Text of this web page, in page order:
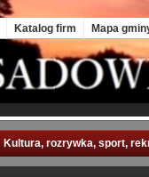
Katalog firm Mapa
Kultura, rozrywka, sport,